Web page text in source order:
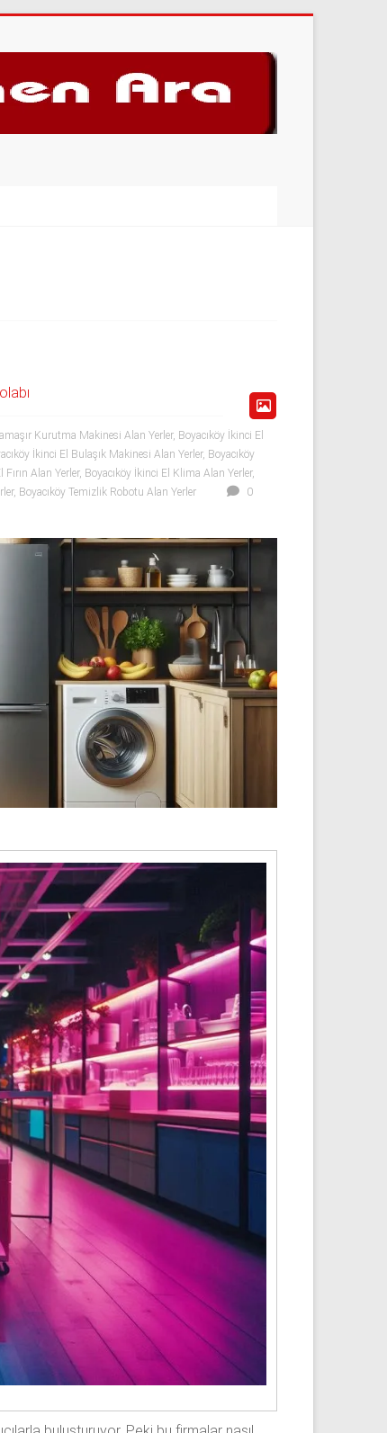
Kurutma Makinesi Alan Yerler, Boyacıköy İkinci El
İkinci El Bulaşık Makinesi Alan Yerler, Boyacıköy
Fırın Alan Yerler, Boyacıköy İkinci El Klima Alan Yerler,
, Boyacıköy Temizlik Robotu Alan Yerler
0